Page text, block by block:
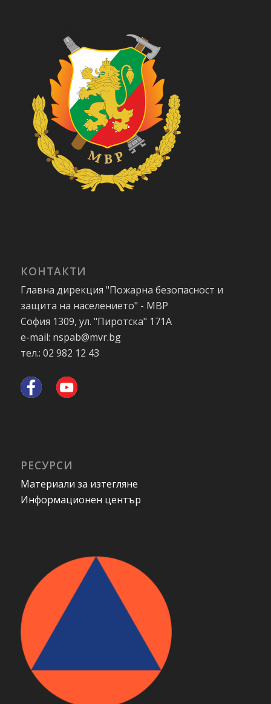
КОНТАКТИ
Главна дирекция "Пожарна безопасност и
защита на населението" - МВР
София 1309, ул. "Пиротска" 171А
e-mail: nspab@mvr.bg
тел.: 02 982 12 43
РЕСУРСИ
Материали за изтегляне
Информационен център